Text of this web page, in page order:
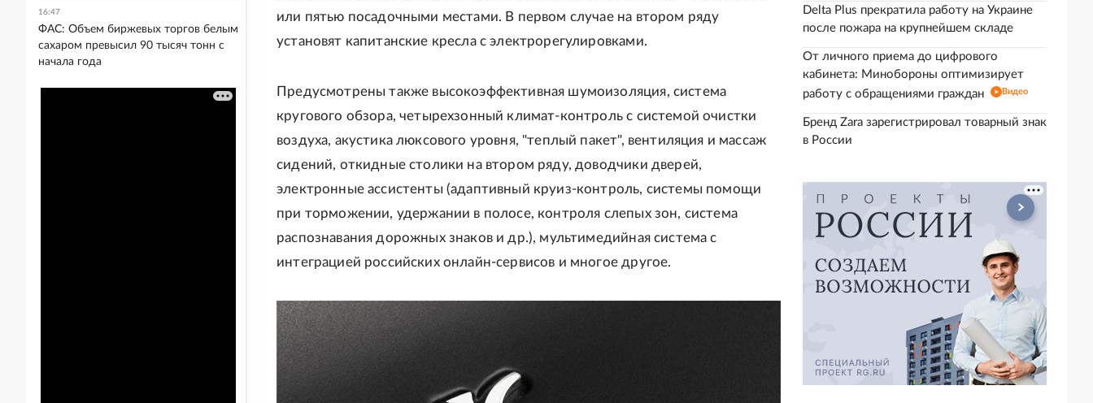
или пятью посадочными местами. В первом случае на втором ряду
установят капитанские кресла с электрорегулировками.
Предусмотрены также высокоэффективная шумоизоляция, система
кругового обзора, четырехзонный климат-контроль с системой очистки
воздуха, акустика люксового уровня, "теплый пакет", вентиляция и массаж
сидений, откидные столики на втором ряду, доводчики дверей,
электронные ассистенты (адаптивный круиз-контроль, системы помощи
при торможении, удержании в полосе, контроля слепых зон, система
распознавания дорожных знаков и др.), мультимедийная система с
интеграцией российских онлайн-сервисов и многое другое.
Delta Plus прекратила работу на Украине
после пожара на крупнейшем складе
От личного приема до цифрового
кабинета: Минобороны оптимизирует
работу с обращениями граждан
Видео
Бренд Zara зарегистрировал товарный знак
в России
16:47
ФАС: Объем биржевых торгов белым
сахаром превысил 90 тысяч тонн с
начала года